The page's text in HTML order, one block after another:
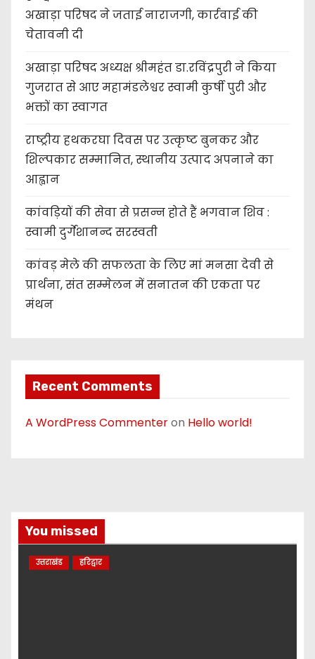
अखाड़ा परिषद ने जताई नाराजगी, कार्रवाई की
चेतावनी दी
अखाड़ा परिषद अध्यक्ष श्रीमहंत डा.रविंद्रपुरी ने किया
गुजरात से आए महामंडलेश्वर स्वामी कुर्षी पुरी और
भक्तों का स्वागत
राष्ट्रीय हथकरघा दिवस पर उत्कृष्ट बुनकर और
शिल्पकार सम्मानित, स्थानीय उत्पाद अपनाने का
आह्वान
कांवड़ियों की सेवा से प्रसन्न होते हैं भगवान शिव :
स्वामी दुर्गेशानन्द सरस्वती
कांवड़ मेले की सफलता के लिए मां मनसा देवी से
प्रार्थना, संत सम्मेलन में सनातन की एकता पर
मंथन
Recent Comments
A WordPress Commenteron Hello world!
You missed
उत्तराखंड हरिद्वार